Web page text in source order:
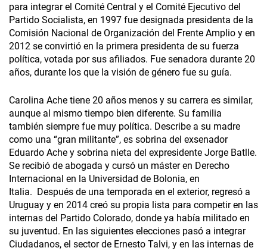
para integrar el Comité Central y el Comité Ejecutivo del
Partido Socialista, en 1997 fue designada presidenta de la
Comisión Nacional de Organización del Frente Amplio y en
2012 se convirtió en la primera presidenta de su fuerza
política, votada por sus afiliados. Fue senadora durante 20
años, durante los que la visión de género fue su guía.
Carolina Ache tiene 20 años menos y su carrera es similar,
aunque al mismo tiempo bien diferente. Su familia
también siempre fue muy política. Describe a su madre
como una “gran militante”, es sobrina del exsenador
Eduardo Ache y sobrina nieta del expresidente Jorge Batlle.
Se recibió de abogada y cursó un máster en Derecho
Internacional en la Universidad de Bolonia, en
Italia. Después de una temporada en el exterior, regresó a
Uruguay y en 2014 creó su propia lista para competir en las
internas del Partido Colorado, donde ya había militado en
su juventud. En las siguientes elecciones pasó a integrar
Ciudadanos, el sector de Ernesto Talvi, y en las internas de